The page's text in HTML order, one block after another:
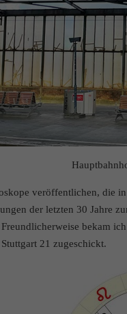
veröffentlichen, die
der letzten 30 Jahre
bekam
21 zugeschickt.